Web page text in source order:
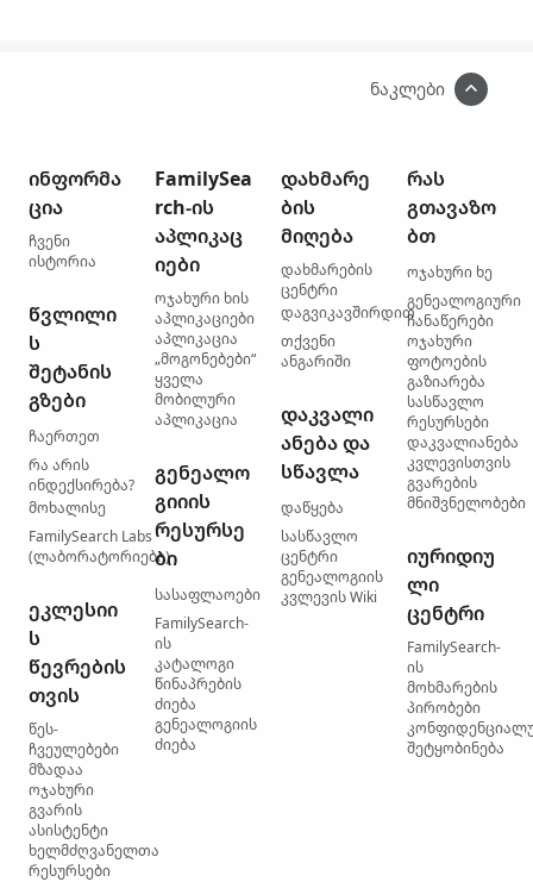
ნაკლები
ინფორმა
ცია
ჩვენი
ისტორია
წვლილი
ს
შეტანის
გზები
ჩაერთეთ
რა არის
ინდექსირება?
მოხალისე
FamilySearch Labs
(ლაბორატორიები)
ეკლესიი
ს
წევრების
თვის
წეს-
ჩვეულებები
მზადაა
ოჯახური
გვარის
ასისტენტი
ხელმძღვანელთა
რესურსები
FamilySea
rch-ის
აპლიკაც
იები
ოჯახური ხის
აპლიკაციები
აპლიკაცია
„მოგონებები“
ყველა
მობილური
აპლიკაცია
გენეალო
გიიის
რესურსე
ბი
სასაფლაოები
FamilySearch-
ის
კატალოგი
წინაპრების
ძიება
გენეალოგიის
ძიება
დახმარე
ბის
მიღება
დახმარების
ცენტრი
დაგვიკავშირდით
თქვენი
ანგარიში
დაკვალი
ანება და
სწავლა
დაწყება
სასწავლო
ცენტრი
გენეალოგიის
კვლევის Wiki
რას
გთავაზო
ბთ
ოჯახური ხე
გენეალოგიური
ჩანაწერები
ოჯახური
ფოტოების
გაზიარება
სასწავლო
რესურსები
დაკვალიანება
კვლევისთვის
გვარების
მნიშვნელობები
იურიდიუ
ლი
ცენტრი
FamilySearch-
ის
მოხმარების
პირობები
შეტყობინება